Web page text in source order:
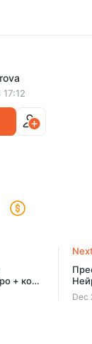
(если
:)
🔥 VIP все сразу
$8.7 per month
Billed every 12
+ код
Dec